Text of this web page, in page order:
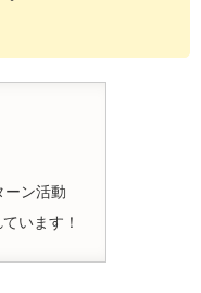
ーン活動
います！